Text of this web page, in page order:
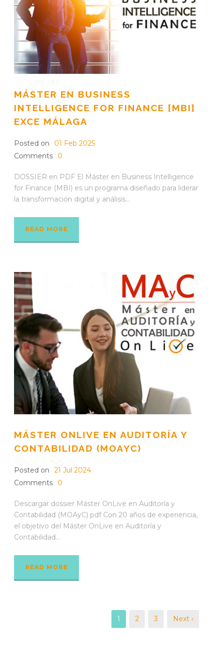
MÁSTER EN BUSINESS
INTELLIGENCE FOR FINANCE [MBI]
EXCE MÁLAGA
Posted on
01 Feb 2025
Comments
0
DOSSIER en PDF El Máster en Business Intelligence
for Finance (MBI) es un programa diseñado para liderar
la transformación digital y análisis...
READ MORE
MÁSTER ONLIVE EN AUDITORÍA Y
CONTABILIDAD (MOAYC)
Posted on
21 Jul 2024
Comments
0
Descargar dossier Máster OnLive en Auditoría y
Contabilidad (MOAyC) pdf Con 20 años de experiencia,
el objetivo del Máster OnLive en Auditoría y
Contabilidad...
READ MORE
1 2 3 Next ›